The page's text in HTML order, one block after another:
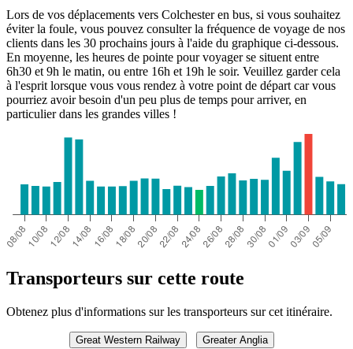
Lors de vos déplacements vers Colchester en bus, si vous souhaitez
éviter la foule, vous pouvez consulter la fréquence de voyage de nos
clients dans les 30 prochains jours à l'aide du graphique ci-dessous.
En moyenne, les heures de pointe pour voyager se situent entre
6h30 et 9h le matin, ou entre 16h et 19h le soir. Veuillez garder cela
à l'esprit lorsque vous vous rendez à votre point de départ car vous
pourriez avoir besoin d'un peu plus de temps pour arriver, en
particulier dans les grandes villes !
Transporteurs sur cette route
Obtenez plus d'informations sur les transporteurs sur cet itinéraire.
Great Western Railway Greater Anglia